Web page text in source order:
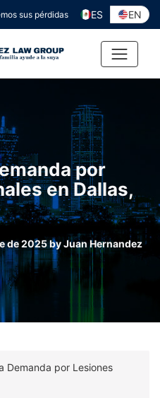
sus pérdidas ES EN
por
en Dallas,
de 2025byJuan Hernandez
Demanda por Lesiones